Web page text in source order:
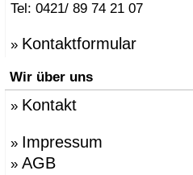
Tel: 0421/ 89 74 21 07
» Kontaktformular
Wir über uns
» Kontakt
» Impressum
» AGB